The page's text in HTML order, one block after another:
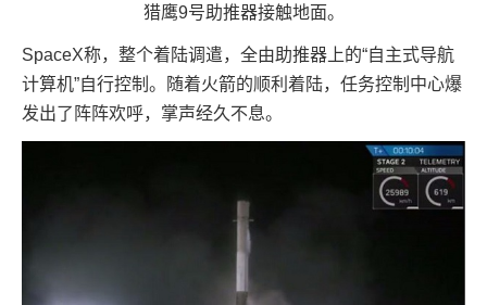
猎鹰9号助推器接触地面。
SpaceX称，整个着陆调遣，全由助推器上的“自主式导航
计算机”自行控制。随着火箭的顺利着陆，任务控制中心爆
发出了阵阵欢呼，掌声经久不息。